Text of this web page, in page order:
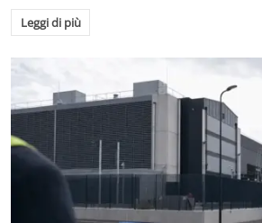
Leggi di più